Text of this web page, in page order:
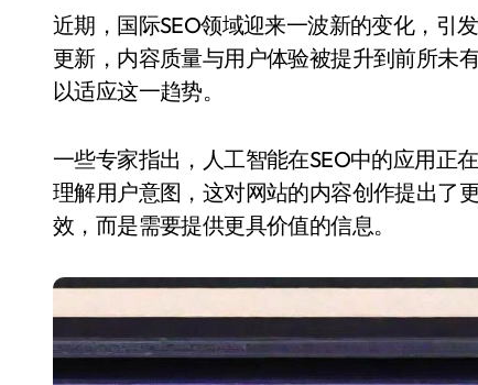
近期，国际SEO领域迎来一波新的变化，引发全球站长们的广泛关注。随着搜索引擎算法的持续
更新，内容质量与用户体验被提升到前所未
以适应这一趋势。
一些专家指出，人工智能在SEO中的应用正
理解用户意图，这对网站的内容创作提出了
效，而是需要提供更具价值的信息。